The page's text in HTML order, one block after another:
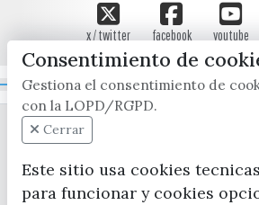
x / twitter facebook youtube
Mapa Web
Consentimiento de
Gestiona el consentimiento de
con la LOPD/RGPD.
Cerrar
Este sitio usa cookies
para funcionar y cookies